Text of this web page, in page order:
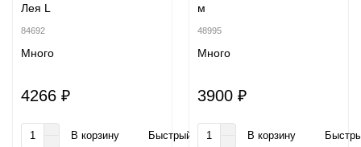
Лея L
84692
Много
4266 ₽
В корзину Быстрый заказ
м
48995
Много
3900 ₽
В корзину